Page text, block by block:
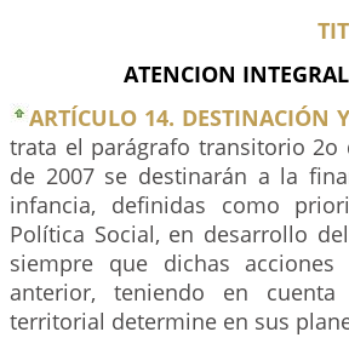
ATENCION
ARTÍCULO 14. DESTINACIÓN
trata el parágrafo transitorio 2o
de 2007 se destinarán a la
infancia, definidas como
Política Social, en desarrollo
siempre que dichas
anterior, teniendo en
territorial determine en sus